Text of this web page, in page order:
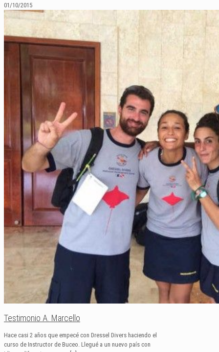
01/10/2015
Testimonio A. Marcello
Hace casi 2 años que empecé con Dressel Divers haciendo el
curso de Instructor de Buceo. Llegué a un nuevo país con